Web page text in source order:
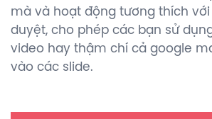
mà và hoạt động tương thích
duyệt, cho phép các bạn sử
video hay thậm chí cả google
vào các slide.